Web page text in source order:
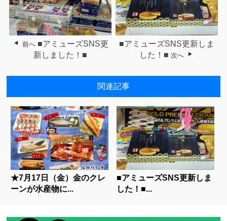
前へ ■アミューズSNS更
新しました！■
■アミューズSNS更新しま
した！■ 次へ
関連記事
★7月17日（金）金のクレ
ーンが水産物に...
■アミューズSNS更新しま
した！■...